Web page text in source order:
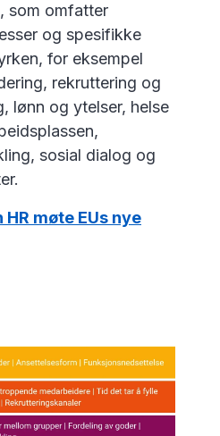
som omfatter
og spesifikke
for eksempel
rekruttering og
lønn og ytelser, helse
sosial dialog og
HR møte EUs nye